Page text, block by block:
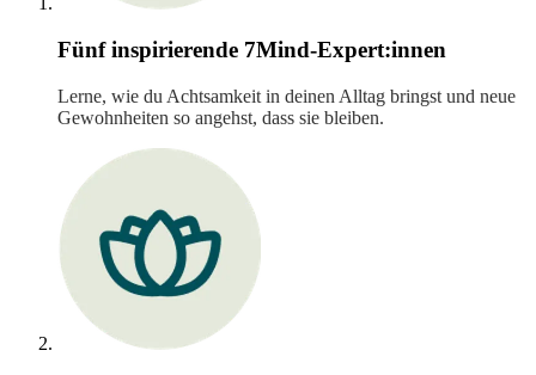
Fünf inspirierende 7Mind-Expert:innen
Lerne, wie du Achtsamkeit in deinen Alltag bringst und neue
Gewohnheiten so angehst, dass sie bleiben.